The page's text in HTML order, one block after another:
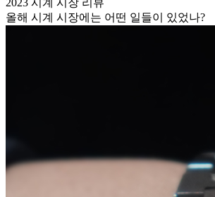
2023 시계 시장 리뷰
올해 시계 시장에는 어떤 일들이 있었나?